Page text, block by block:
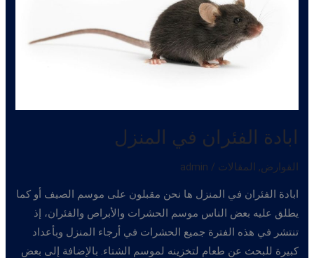
ابادة الفئران في المنزل
القوارض, المقالات /
admin
ابادة الفئران في المنزل ها نحن مقبلون على موسم الصيف أو كما
يطلق عليه بعض الناس موسم الحشرات والأبراص والفئران، إذ
تنتشر في هذه الفترة جميع الحشرات في أرجاء المنزل وبأعداد
كبيرة للبحث عن طعام لتخزينه لموسم الشتاء. بالإضافة إلى بعض